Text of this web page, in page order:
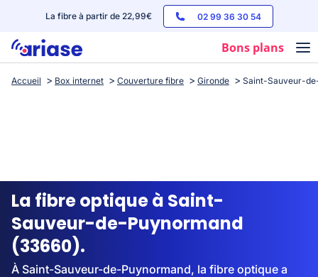
La fibre à partir de 22,99€ 02 99 36 30 54
Bons plans
Box internet
Streaming
Accueil Box internet Couverture fibre Gironde Saint-Sauveur-
La fibre optique à Saint-
Sauveur-de-Puynormand
(33660).
À Saint-Sauveur-de-Puynormand, la fibre optique a